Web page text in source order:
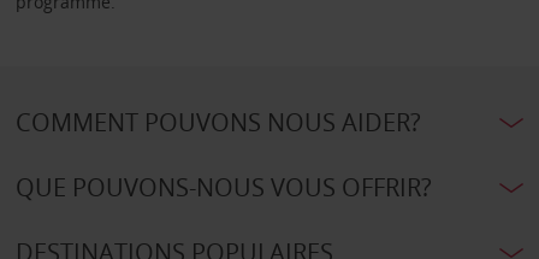
COMMENT POUVONS NOUS AIDER?
QUE POUVONS-NOUS VOUS OFFRIR?
DESTINATIONS POPULAIRES